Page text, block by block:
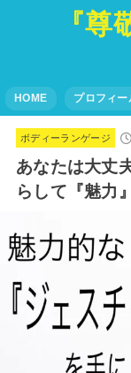
『
HOME プロフィー
ボディーランゲージ
あなたは大丈
らして『魅力